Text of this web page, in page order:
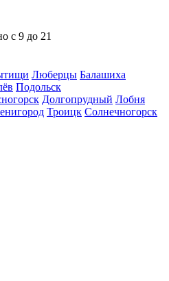
с 9 до 21
Люберцы Балашиха
Подольск
Долгопрудный Лобня
Троицк Солнечногорск